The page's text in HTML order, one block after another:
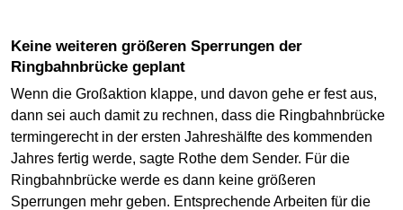
Keine weiteren größeren Sperrungen der
Ringbahnbrücke geplant
Wenn die Großaktion klappe, und davon gehe er fest aus,
dann sei auch damit zu rechnen, dass die Ringbahnbrücke
termingerecht in der ersten Jahreshälfte des kommenden
Jahres fertig werde, sagte Rothe dem Sender. Für die
Ringbahnbrücke werde es dann keine größeren
Sperrungen mehr geben. Entsprechende Arbeiten für die